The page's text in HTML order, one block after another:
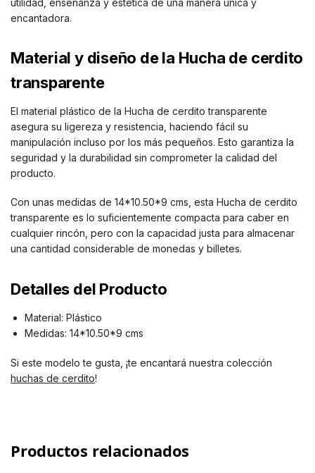
encantadora.
Material y diseño de la Hucha de cerdito
transparente
El material plástico de la Hucha de cerdito transparente
asegura su ligereza y resistencia, haciendo fácil su
manipulación incluso por los más pequeños. Esto garantiza la
seguridad y la durabilidad sin comprometer la calidad del
producto.
Con unas medidas de 14*10.50*9 cms, esta Hucha de cerdito
transparente es lo suficientemente compacta para caber en
cualquier rincón, pero con la capacidad justa para almacenar
una cantidad considerable de monedas y billetes.
Detalles del Producto
Material: Plástico
Medidas: 14*10.50*9 cms
Si este modelo te gusta, ¡te encantará nuestra colección
huchas de cerdito!
Productos relacionados